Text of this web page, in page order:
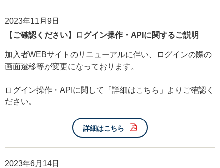
2023年11月9日
【ご確認ください】ログイン操作・APIに関するご説明
加入者WEBサイトのリニューアルに伴い、ログインの際の
画面遷移等が変更になっております。
ログイン操作・APIに関して「詳細はこちら」よりご確認く
ださい。
詳細はこちら
2023年6月14日